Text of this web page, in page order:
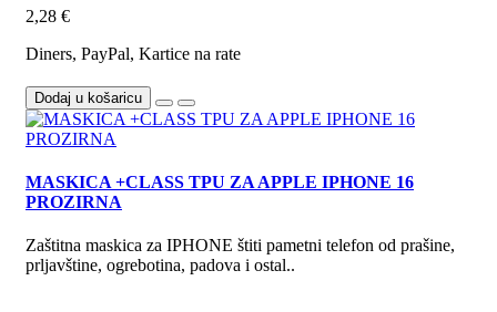
2,28 €
Diners, PayPal, Kartice na rate
Dodaj u košaricu
MASKICA +CLASS TPU ZA APPLE IPHONE 16
PROZIRNA
Zaštitna maskica za IPHONE štiti pametni telefon od prašine,
prljavštine, ogrebotina, padova i ostal..